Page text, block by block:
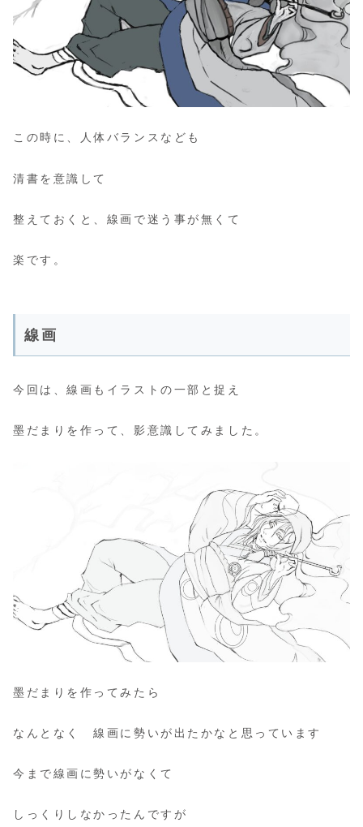
この時に、人体バランスなども
清書を意識して
整えておくと、線画で迷う事が無くて
楽です。
線画
今回は、線画もイラストの一部と捉え
墨だまりを作って、影意識してみました。
墨だまりを作ってみたら
なんとなく 線画に勢いが出たかなと思っています
今まで線画に勢いがなくて
しっくりしなかったんですが